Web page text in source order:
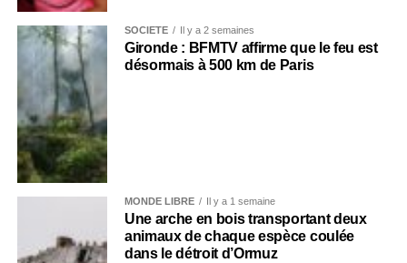
SOCIÉTÉ Il y a 2 semaines
Gironde : BFMTV affirme que le feu est
désormais à 500 km de Paris
MONDE LIBRE Il y a 1 semaine
Une arche en bois transportant deux
animaux de chaque espèce coulée
dans le détroit d’Ormuz